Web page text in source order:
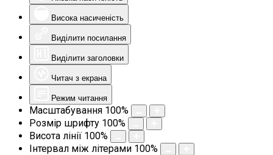
Висока насиченість
Виділити посилання
Виділити заголовки
Читач з екрана
Режим читання
Масштабування 100%
Розмір шрифту 100%
Висота лінії 100%
Інтервал між літерами 100%